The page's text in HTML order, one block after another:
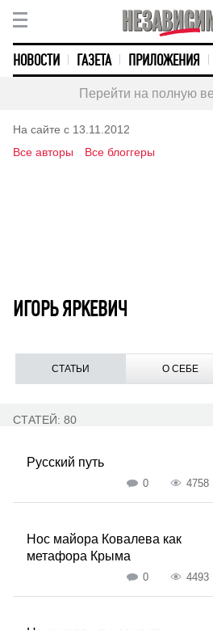
НОВОСТИ ГАЗЕТА ПРИЛОЖЕНИЯ
Перейти на полную
На сайте с 13.11.2012
Все авторы
Все блоггеры
ИГОРЬ ЯРКЕВИЧ
СТАТЬИ О СЕБЕ
СТАТЕЙ: 80
Русский путь
0 4758
Нос майора Ковалева как
метафора Крыма
0 4493